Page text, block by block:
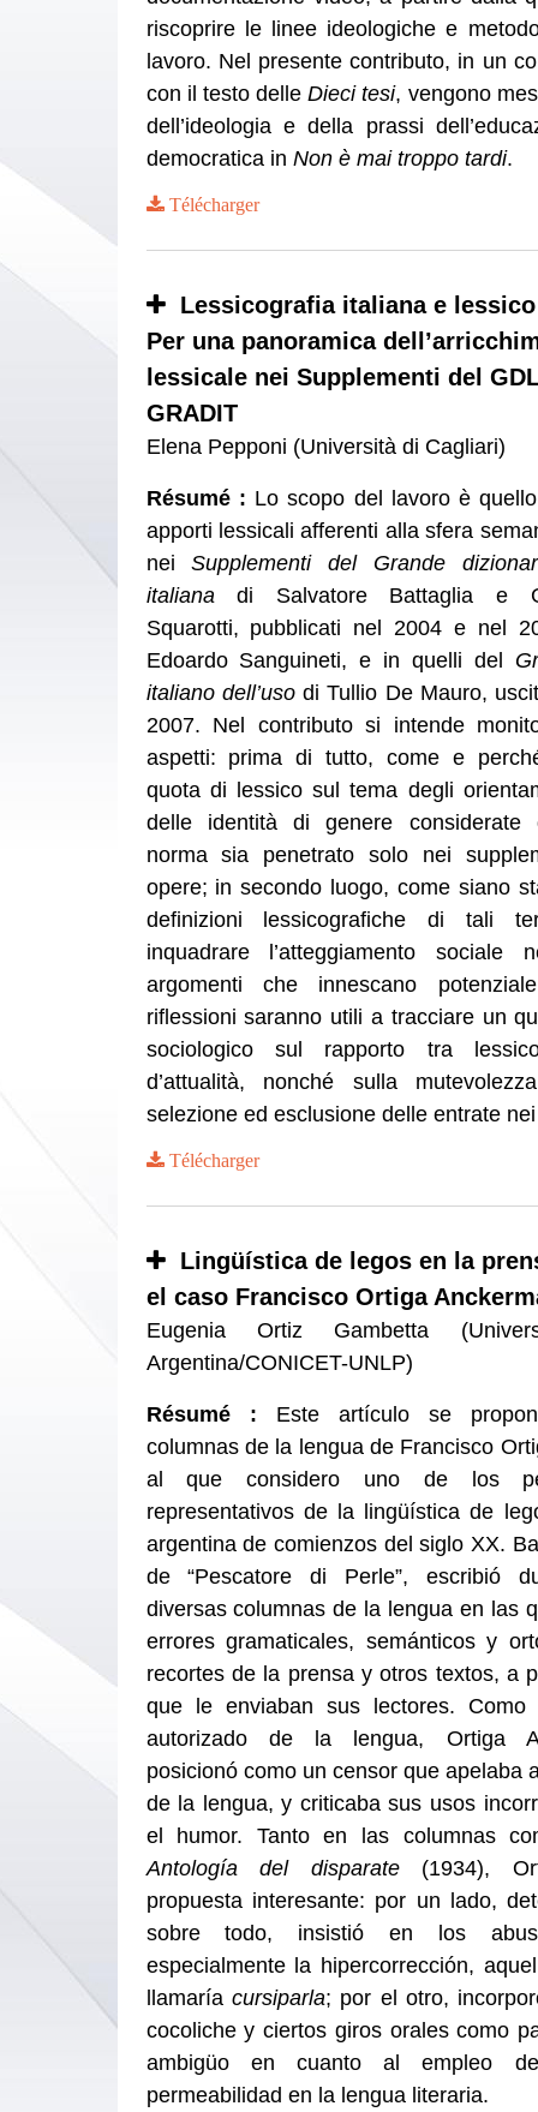
riscoprire le linee ideologiche e
lavoro. Nel presente contributo, in un
con il testo delleDieci tesi, vengono
dell’ideologia e della prassi
democratica in Non è mai troppo tardi.
Télécharger
Lessicografia italiana e lessico
Per una panoramica
lessicale nei Supplementi del
GRADIT
Elena Pepponi (Università di Cagliari)
Résumé : Lo scopo del lavoro è
apporti lessicali afferenti alla sfera
neiSupplementi del Grande
italiana di Salvatore Battaglia e
Squarotti, pubblicati nel 2004 e nel
Edoardo Sanguineti, e in quelli del
italiano dell’usodi Tullio De Mauro,
2007. Nel contributo si intende
aspetti: prima di tutto, come e
quota di lessico sul tema degli
delle identità di genere considerate
norma sia penetrato solo nei
opere; in secondo luogo, come siano
definizioni lessicografiche di tali
inquadrare l’atteggiamento sociale
argomenti che innescano
riflessioni saranno utili a tracciare un
sociologico sul rapporto tra
d’attualità, nonché sulla
selezione ed esclusione delle entrate
Télécharger
Lingüística de legos en la
el caso Francisco Ortiga
Eugenia Ortiz Gambetta
Argentina/CONICET-UNLP)
Résumé : Este artículo se
columnas de la lengua de Francisco
al que considero uno de los
representativos de la lingüística de
argentina de comienzos del siglo XX.
de “Pescatore di Perle”, escribió
diversas columnas de la lengua en las
errores gramaticales, semánticos y
recortes de la prensa y otros textos, a
que le enviaban sus lectores. Como
autorizado de la lengua, Ortiga
posicionó como un censor que apelaba
de la lengua, y criticaba sus usos
el humor. Tanto en las columnas
Antología del disparate(1934),
propuesta interesante: por un lado,
sobre todo, insistió en los
especialmente la hipercorrección,
llamaría cursiparla; por el otro,
cocoliche y ciertos giros orales como
ambigüo en cuanto al empleo
permeabilidad en la lengua literaria.